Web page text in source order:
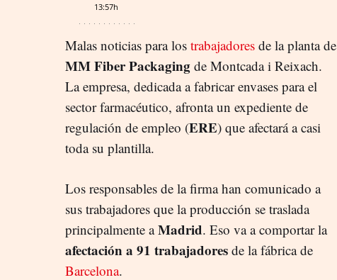
13:57h
Malas noticias para los trabajadores de la planta de
MM Fiber Packaging de Montcada i Reixach.
La empresa, dedicada a fabricar envases para el
sector farmacéutico, afronta un expediente de
regulación de empleo (ERE) que afectará a casi
toda su plantilla.
Los responsables de la firma han comunicado a
sus trabajadores que la producción se traslada
principalmente aMadrid. Eso va a comportar la
afectación a 91 trabajadores de la fábrica de
Barcelona.